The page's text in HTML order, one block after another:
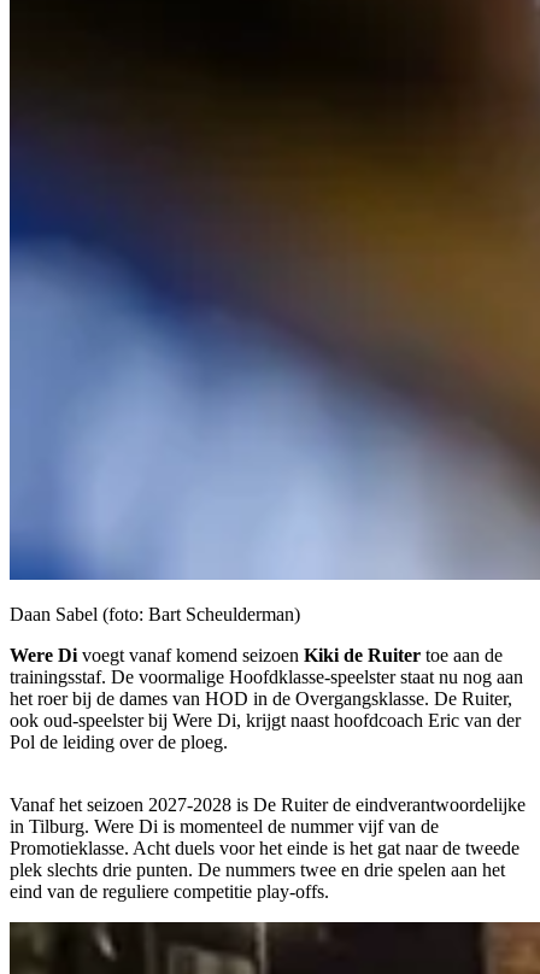
Daan Sabel (foto: Bart Scheulderman)
Were Di voegt vanaf komend seizoen Kiki de Ruiter toe aan de
trainingsstaf. De voormalige Hoofdklasse-speelster staat nu nog aan
het roer bij de dames van HOD in de Overgangsklasse. De Ruiter,
ook oud-speelster bij Were Di, krijgt naast hoofdcoach Eric van der
Pol de leiding over de ploeg.
Vanaf het seizoen 2027-2028 is De Ruiter de eindverantwoordelijke
in Tilburg. Were Di is momenteel de nummer vijf van de
Promotieklasse. Acht duels voor het einde is het gat naar de tweede
plek slechts drie punten. De nummers twee en drie spelen aan het
eind van de reguliere competitie play-offs.